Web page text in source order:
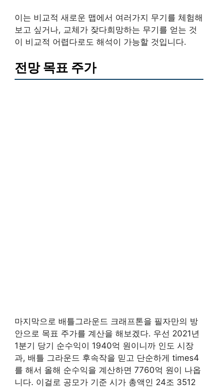
이는 비교적 새로운 맵에서 여러가지 무기를 체험해
보고 싶거나, 교체가 잦다희망하는 무기를 얻는 것
이 비교적 어렵다로도 해석이 가능할 것입니다.
전망 목표 주가
마지막으로 배틀그라운드 크래프톤을 필자만의 방
안으로 목표 주가를 계산을 해보겠다. 우선 2021년
1분기 당기 순수익이 1940억 원이니까 인도 시장
과, 배틀 그라운드 후속작을 믿고 단순하게 times4
를 해서 올해 순수익을 계산하면 7760억 원이 나옵
니다. 이걸로 공모가 기준 시가 총액인 24조 3512